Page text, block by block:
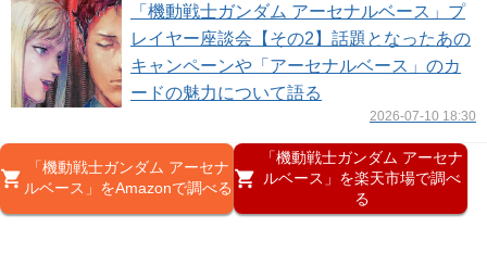
「機動戦士ガンダム アーセナルベース」プ
レイヤー座談会【その2】話題となったあの
キャンペーンや「アーセナルベース」のカ
ードの魅力について語る
2026-07-10 18:30
「機動戦士ガンダム アーセナ
ルベース」をAmazonで調べる
「機動戦士ガンダム アーセナ
ルベース」を楽天市場で調べ
る